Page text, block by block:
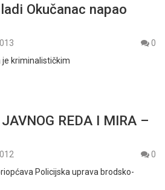
Okučanac napao
0
je kriminalističkim
REDA I MIRA –
0
Policijska uprava brodsko-